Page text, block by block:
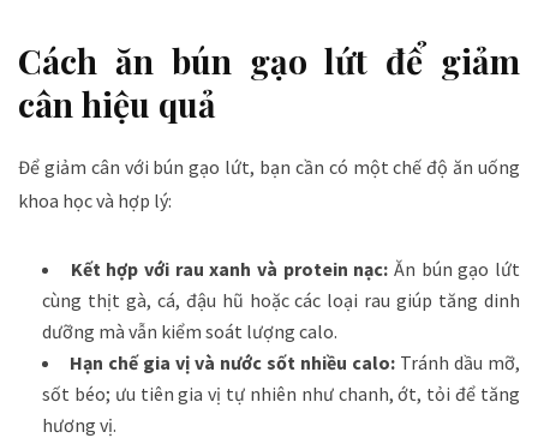
Cách ăn bún gạo lứt để giảm
cân hiệu quả
Để giảm cân với bún gạo lứt, bạn cần có một chế độ ăn uống
khoa học và hợp lý:
Kết hợp với rau xanh và protein nạc: Ăn bún gạo lứt
cùng thịt gà, cá, đậu hũ hoặc các loại rau giúp tăng dinh
dưỡng mà vẫn kiểm soát lượng calo.
Hạn chế gia vị và nước sốt nhiều calo: Tránh dầu mỡ,
sốt béo; ưu tiên gia vị tự nhiên như chanh, ớt, tỏi để tăng
hương vị.